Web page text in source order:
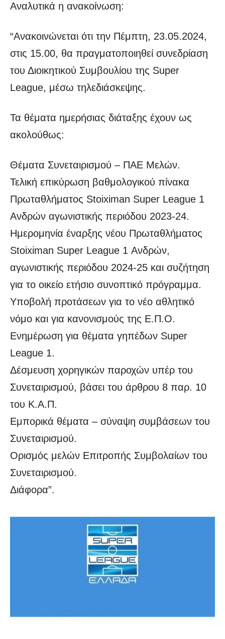
Αναλυτικά η ανακοίνωση:
“Ανακοινώνεται ότι την Πέμπτη, 23.05.2024,
στις 15.00, θα πραγματοποιηθεί συνεδρίαση
του Διοικητικού Συμβουλίου της Super
League, μέσω τηλεδιάσκεψης.
Τα θέματα ημερήσιας διάταξης έχουν ως
ακολούθως:
Θέματα Συνεταιρισμού – ΠΑΕ Μελών.
Τελική επικύρωση βαθμολογικού πίνακα
Πρωταθλήματος Stoiximan Super League 1
Ανδρών αγωνιστικής περιόδου 2023-24.
Ημερομηνία έναρξης νέου Πρωταθλήματος
Stoiximan Super League 1 Ανδρών,
αγωνιστικής περιόδου 2024-25 και συζήτηση
για το οικείο ετήσιο συνοπτικό πρόγραμμα.
Υποβολή προτάσεων για το νέο αθλητικό
νόμο και για κανονισμούς της Ε.Π.Ο.
Ενημέρωση για θέματα γηπέδων Super
League 1.
Δέσμευση χορηγικών παροχών υπέρ του
Συνεταιρισμού, βάσει του άρθρου 8 παρ. 10
του Κ.Α.Π.
Εμπορικά θέματα – σύναψη συμβάσεων του
Συνεταιρισμού.
Ορισμός μελών Επιτροπής Συμβολαίων του
Συνεταιρισμού.
Διάφορα”.